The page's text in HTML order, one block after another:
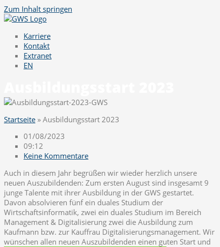
Zum Inhalt springen
Karriere
Kontakt
Extranet
EN
Startseite » Ausbildungsstart 2023
01/08/2023
09:12
Keine Kommentare
Auch in diesem Jahr begrüßen wir wieder herzlich unsere
neuen Auszubildenden: Zum ersten August sind insgesamt 9
junge Talente mit ihrer Ausbildung in der GWS gestartet.
Davon absolvieren fünf ein duales Studium der
Wirtschaftsinformatik, zwei ein duales Studium im Bereich
Management & Digitalisierung zwei die Ausbildung zum
Kaufmann bzw. zur Kauffrau Digitalisierungsmanagement. Wir
wünschen allen neuen Auszubildenden einen guten Start und